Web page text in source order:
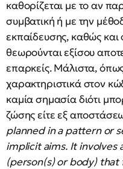
καθορίζεται με το αν
συμβατική ή με την
εκπαίδευσης, καθώς και
θεωρούνται εξίσου
επαρκείς. Μάλιστα,
χαρακτηριστικά στον
καμία σημασία διότι
ζώσης είτε εξ
planned in a pattern or
implicit aims. It involves
(person(s) or body) that